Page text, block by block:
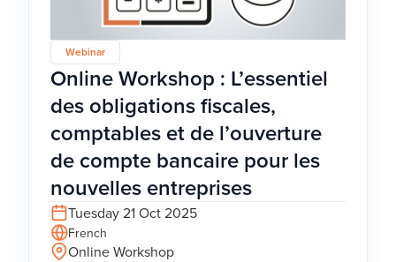
Webinar
Online Workshop : L’essentiel
des obligations fiscales,
comptables et de l’ouverture
de compte bancaire pour les
nouvelles entreprises
Tuesday 21 Oct 2025
French
Online Workshop